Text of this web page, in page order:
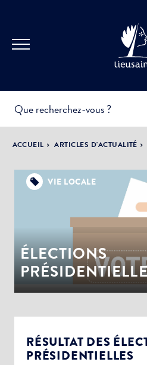
PRATIQUES &
DÉMARCHES
LA VILLE
ACCUEIL ARTICLES D'ACTUALITÉ
VIE LOCALE
ÉLECTIONS
RÉSULTAT DES
PRÉSIDENTIELLES